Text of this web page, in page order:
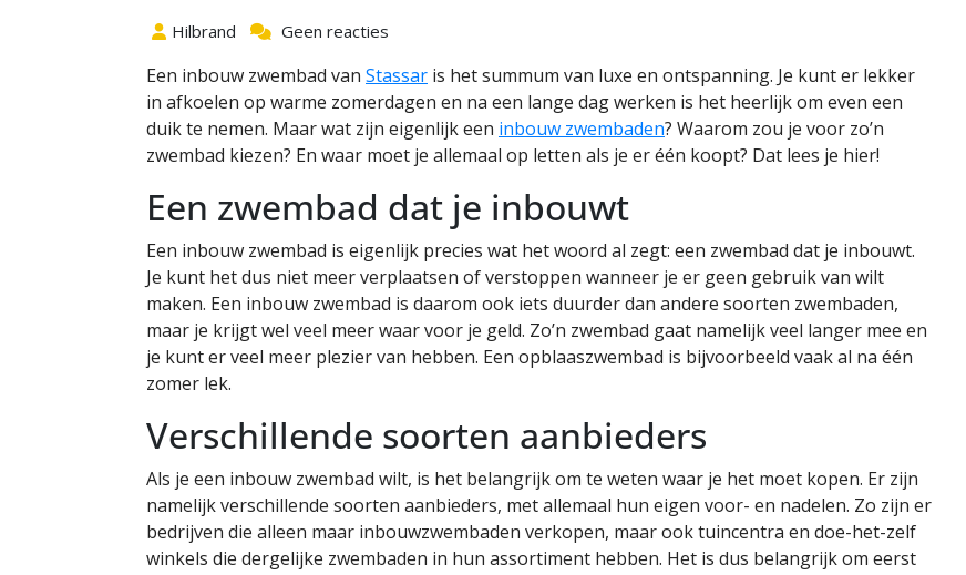
Hilbrand Geen reacties
Een inbouw zwembad van Stassar is het summum van luxe en ontspanning. Je kunt er lekker
in afkoelen op warme zomerdagen en na een lange dag werken is het heerlijk om even een
duik te nemen. Maar wat zijn eigenlijk een inbouw zwembaden? Waarom zou je voor zo’n
zwembad kiezen? En waar moet je allemaal op letten als je er één koopt? Dat lees je hier!
Een zwembad dat je inbouwt
Een inbouw zwembad is eigenlijk precies wat het woord al zegt: een zwembad dat je inbouwt.
Je kunt het dus niet meer verplaatsen of verstoppen wanneer je er geen gebruik van wilt
maken. Een inbouw zwembad is daarom ook iets duurder dan andere soorten zwembaden,
maar je krijgt wel veel meer waar voor je geld. Zo’n zwembad gaat namelijk veel langer mee en
je kunt er veel meer plezier van hebben. Een opblaaszwembad is bijvoorbeeld vaak al na één
zomer lek.
Verschillende soorten aanbieders
Als je een inbouw zwembad wilt, is het belangrijk om te weten waar je het moet kopen. Er zijn
namelijk verschillende soorten aanbieders, met allemaal hun eigen voor- en nadelen. Zo zijn er
bedrijven die alleen maar inbouwzwembaden verkopen, maar ook tuincentra en doe-het-zelf
winkels die dergelijke zwembaden in hun assortiment hebben. Het is dus belangrijk om eerst